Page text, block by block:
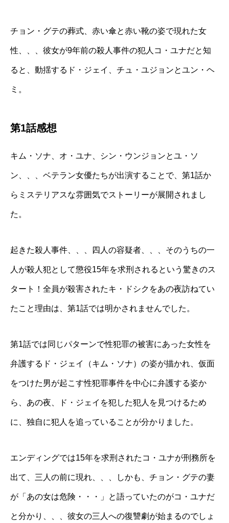
チョン・グテの葬式、赤い傘と赤い靴の姿で現れた女
性、、、彼女が9年前の殺人事件の犯人コ・ユナだと知
ると、動揺するド・ジェイ、チュ・ユジョンとユン・ヘ
ミ。
第1話感想
キム・ソナ、オ・ユナ、シン・ウンジョンとユ・ソ
ン、、、ベテラン女優たちが出演することで、第1話か
らミステリアスな雰囲気でストーリーが展開されまし
た。
起きた殺人事件、、、四人の容疑者、、、そのうちの一
人が殺人犯として懲役15年を求刑されるという驚きのス
タート！全員が殺害されたキ・ドシクをあの夜訪ねてい
たこと理由は、第1話では明かされませんでした。
第1話では同じパターンで性犯罪の被害にあった女性を
弁護するド・ジェイ（キム・ソナ）の姿が描かれ、仮面
をつけた男が起こす性犯罪事件を中心に弁護する姿か
ら、あの夜、ド・ジェイを犯した犯人を見つけるため
に、独自に犯人を追っていることが分かりました。
エンディングでは15年を求刑されたコ・ユナが刑務所を
出て、三人の前に現れ、、、しかも、チョン・グテの妻
が「あの女は危険・・・」と語っていたのがコ・ユナだ
と分かり、、、彼女の三人への復讐劇が始まるのでしょ